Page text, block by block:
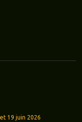
19 juin 2026